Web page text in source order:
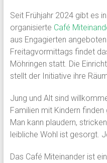
Seit Frühjahr 2024 gibt es
organisierte Café
aus Engagierten
Freitagvormittags findet
Möhringen statt. Die
stellt der Initiative ihre
Jung und Alt sind
Familien mit Kindern
Man kann plaudern,
leibliche Wohl ist gesorgt.
Das Café Miteinander ist